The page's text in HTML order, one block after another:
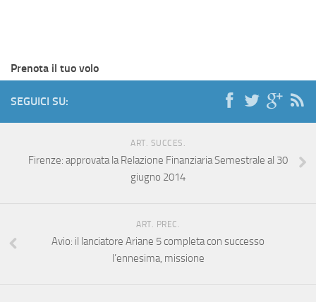
Prenota il tuo volo
SEGUICI SU:
ART. SUCCES.
Firenze: approvata la Relazione Finanziaria Semestrale al 30
giugno 2014
ART. PREC.
Avio: il lanciatore Ariane 5 completa con successo
l’ennesima, missione